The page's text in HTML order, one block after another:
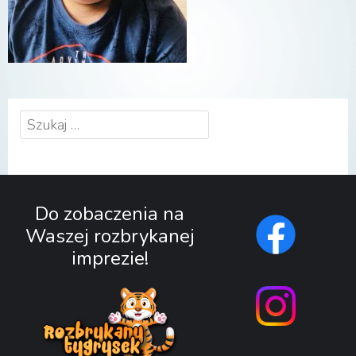
Szukaj:
Do zobaczenia na
Waszej rozbrykanej
imprezie!